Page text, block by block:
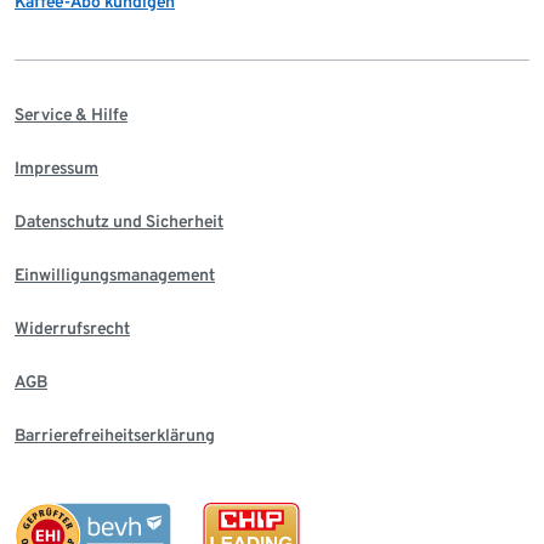
Service & Hilfe
Impressum
Datenschutz und Sicherheit
Einwilligungsmanagement
Widerrufsrecht
AGB
Barrierefreiheitserklärung